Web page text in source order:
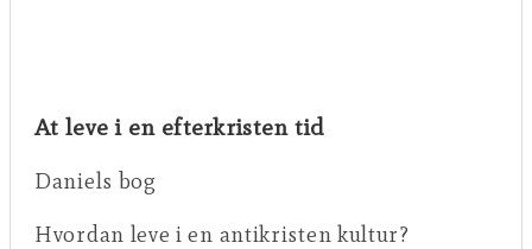
At leve i en efterkristen tid
Daniels bog
Hvordan leve i en antikristen kultur?